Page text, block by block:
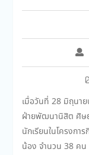
เมื่อวันที่ 28 มิถุนา
ฝ่ายพัฒนานิสิต ศิษย์
นักเรียนในโครงกา
น้อง จำนวน 38 คน